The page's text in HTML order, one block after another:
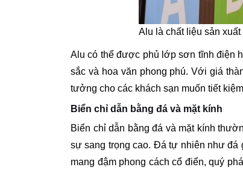
Alu là chất liệu sản
Alu có thể được phủ lớp sơn tĩnh điện
sắc và hoa văn phong phú. Với giá
tưởng cho các khách sạn muốn tiết
Biển chỉ dẫn bằng đá và mặt kính
Biển chỉ dẫn bằng đá và mặt kính
sự sang trọng cao. Đá tự nhiên như đá
mang đậm phong cách cổ điển, quý